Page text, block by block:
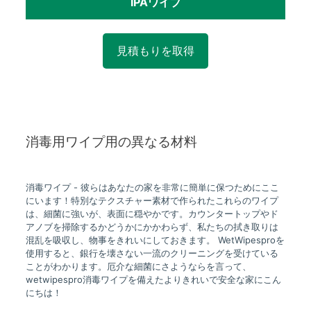
見積もりを取得
消毒用ワイプ用の異なる材料
消毒ワイプ - 彼らはあなたの家を非常に簡単に保つためにここ
にいます！特別なテクスチャー素材で作られたこれらのワイプ
は、細菌に強いが、表面に穏やかです。カウンタートップやド
アノブを掃除するかどうかにかかわらず、私たちの拭き取りは
混乱を吸収し、物事をきれいにしておきます。 WetWipesproを
使用すると、銀行を壊さない一流のクリーニングを受けている
ことがわかります。厄介な細菌にさようならを言って、
wetwipespro消毒ワイプを備えたよりきれいで安全な家にこん
にちは！